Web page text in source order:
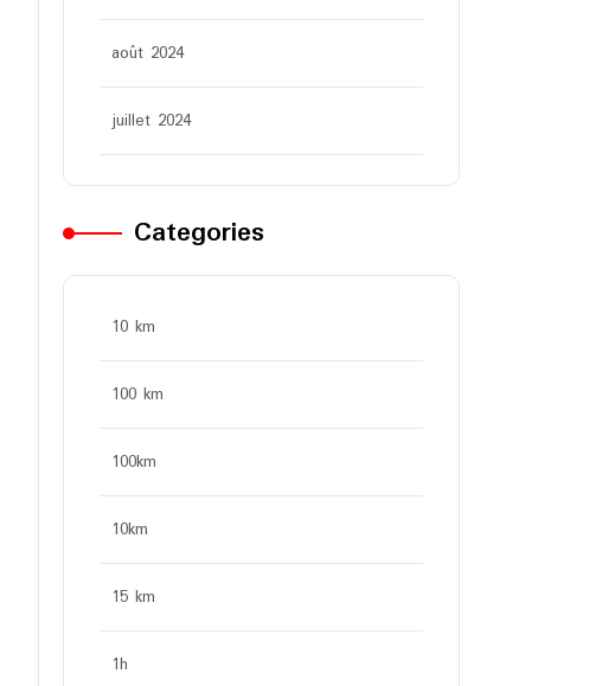
août 2024
juillet 2024
Categories
10 km
100 km
100km
10km
15 km
1h